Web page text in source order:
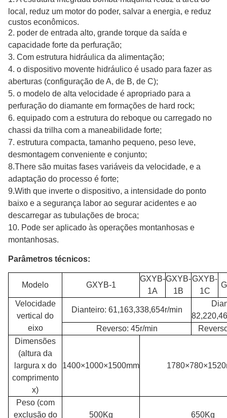
local, reduz um motor do poder, salvar a energia, e reduz
custos econômicos.
2. poder de entrada alto, grande torque da saída e
capacidade forte da perfuração;
3. Com estrutura hidráulica da alimentação;
4. o dispositivo movente hidráulico é usado para fazer as
aberturas (configuração de A, de B, de C);
5. o modelo de alta velocidade é apropriado para a
perfuração do diamante em formações de hard rock;
6. equipado com a estrutura do reboque ou carregado no
chassi da trilha com a maneabilidade forte;
7. estrutura compacta, tamanho pequeno, peso leve,
desmontagem conveniente e conjunto;
8.There são muitas fases variáveis da velocidade, e a
adaptação do processo é forte;
9.With que inverte o dispositivo, a intensidade do ponto
baixo e a segurança labor ao segurar acidentes e ao
descarregar as tubulações de broca;
10. Pode ser aplicado às operações montanhosas e
montanhosas.
Parâmetros técnicos:
Modelo GXYB-1
GXYB-
1A
GXYB-
1B
GXYB-
1C
Velocidade
vertical do
eixo
Dianteiro: 61,163,338,654r/min
Reverso: 45r/min
Dimensões
(altura da
largura x do
comprimento
x)
1400×1000×1500mm
Peso (com
exclusão do
500Kg 650Kg